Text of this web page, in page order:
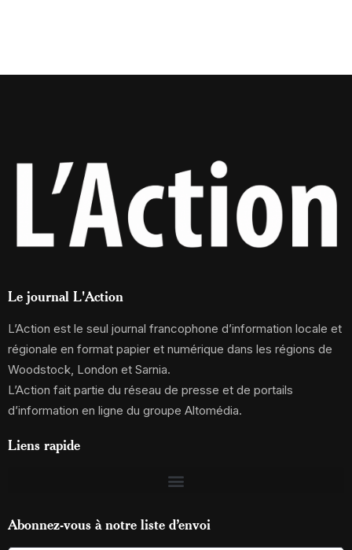
Le journal L'Action
L’Action est le seul journal francophone d’information locale et
régionale en format papier et numérique dans les régions de
Woodstock, London et Sarnia.
L’Action fait partie du réseau de presse et de portails
d’information en ligne du groupe Altomédia.
Liens rapide
Abonnez-vous à notre liste d’envoi